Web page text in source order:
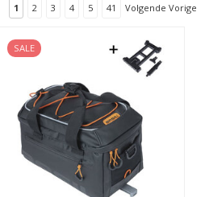
1 2 3 4 5 41 Volgende Vorige
SALE